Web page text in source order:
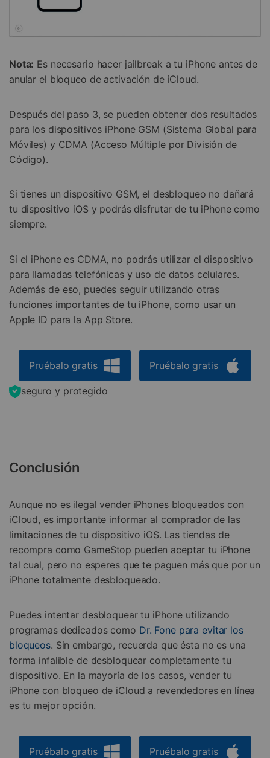
Nota: Es necesario hacer jailbreak a tu iPhone antes de
anular el bloqueo de activación de iCloud.
Después del paso 3, se pueden obtener dos resultados
para los dispositivos iPhone GSM (Sistema Global para
Móviles) y CDMA (Acceso Múltiple por División de
Código).
Si tienes un dispositivo GSM, el desbloqueo no dañará
tu dispositivo iOS y podrás disfrutar de tu iPhone como
siempre.
Si el iPhone es CDMA, no podrás utilizar el dispositivo
para llamadas telefónicas y uso de datos celulares.
Además de eso, puedes seguir utilizando otras
funciones importantes de tu iPhone, como usar un
Apple ID para la App Store.
Pruébalo gratis Pruébalo gratis
seguro y protegido
Conclusión
Aunque no es ilegal vender iPhones bloqueados con
iCloud, es importante informar al comprador de las
limitaciones de tu dispositivo iOS. Las tiendas de
recompra como GameStop pueden aceptar tu iPhone
tal cual, pero no esperes que te paguen más que por un
iPhone totalmente desbloqueado.
Puedes intentar desbloquear tu iPhone utilizando
programas dedicados como Dr. Fone para evitar los
bloqueos. Sin embargo, recuerda que ésta no es una
forma infalible de desbloquear completamente tu
dispositivo. En la mayoría de los casos, vender tu
iPhone con bloqueo de iCloud a revendedores en línea
es tu mejor opción.
Pruébalo gratis Pruébalo gratis